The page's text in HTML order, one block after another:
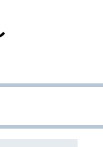
-->